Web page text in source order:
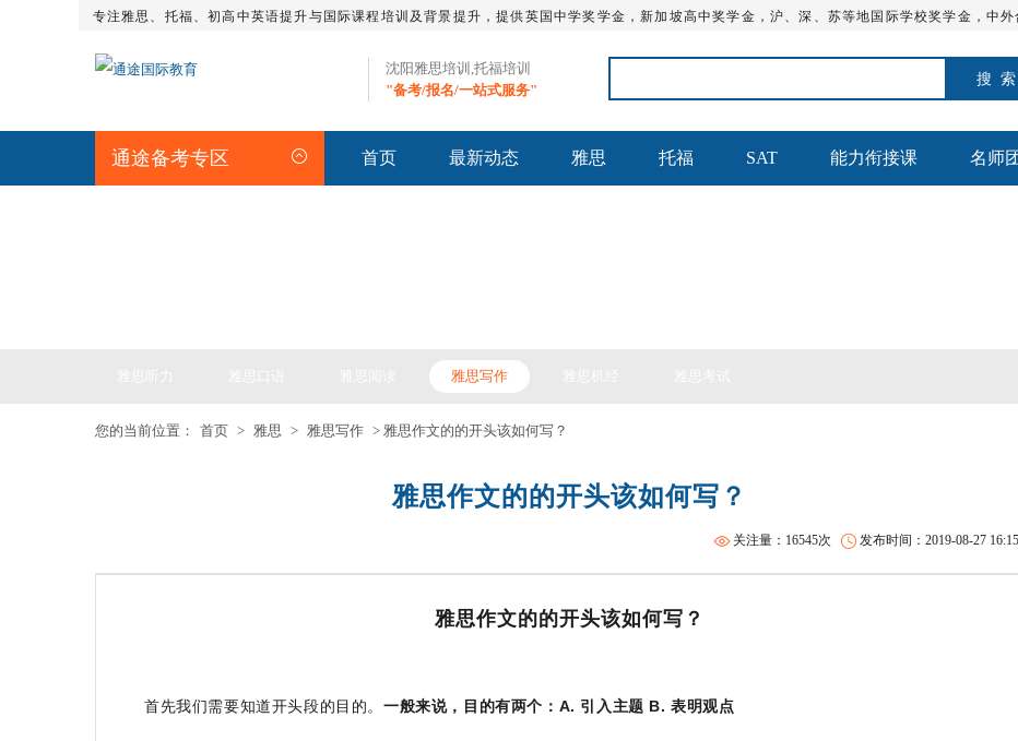
专注雅思、托福、初高中英语提升与国际课程培训及背景提升，提供英国中学奖学金，新加坡高中奖学金，沪、深、苏等地国际学校奖学金，中
沈阳雅思培训,托福培训
"备考/报名/一站式服务"
通途备考专区 首页 最新动态 雅思 托福 SAT 能力衔接课 名师
雅思写作
您的当前位置： 首页 > 雅思 > 雅思写作 > 雅思作文的的开头该如何写？
雅思作文的的开头该如何写？
发布时间：2019-08-27
关注量：16545次
雅思作文的的开头该如何写？
首先我们需要知道开头段的目的。 一般来说，目的有两个： A. 引入主题 B. 表明观点
雅思集训课程